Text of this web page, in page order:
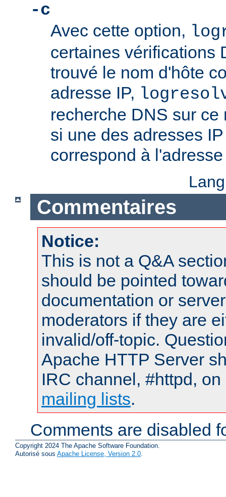
-c
Avec cette option,
certaines vérifications
trouvé le nom d'hôte
adresse IP,
recherche DNS sur
si une des adresses
correspond à
Commentaires
Notice:
This is not a Q&A
should be pointed
documentation or
moderators if they are
invalid/off-topic.
Apache HTTP Server
IRC channel, #httpd,
mailing lists.
Comments are disabled
Copyright 2024 The Apache Software Foundation.
Autorisé sous Apache License, Version 2.0